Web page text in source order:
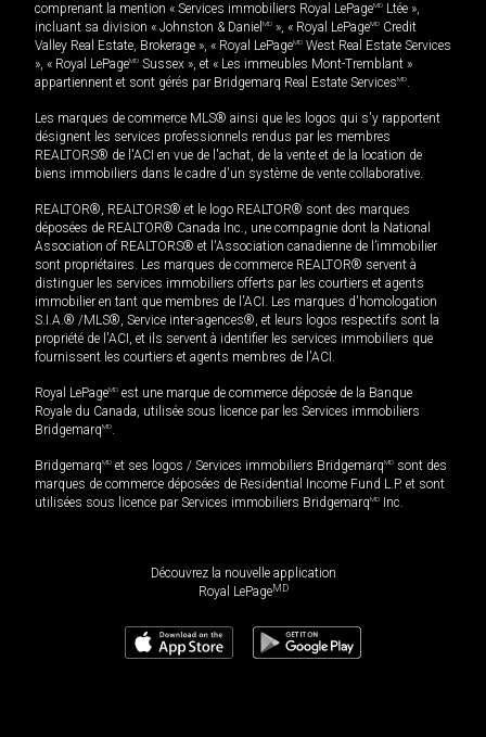
comprenant la mention « Services immobiliers Royal LePageMD Ltée »,
incluant sa division « Johnston & Daniel MD », « Royal LePageMD Credit
Valley Real Estate, Brokerage », « Royal LePageMD West Real Estate Services
», « Royal LePageMD Sussex », et « Les immeubles Mont-Tremblant »
appartiennent et sont gérés par Bridgemarq Real Estate ServicesMD.
Les marques de commerce MLS® ainsi que les logos qui s'y rapportent
désignent les services professionnels rendus par les membres
REALTORS® de l'ACI en vue de l'achat, de la vente et de la location de
biens immobiliers dans le cadre d'un système de vente collaborative.
REALTOR®, REALTORS® et le logo REALTOR® sont des marques
déposées de REALTOR® Canada Inc., une compagnie dont la National
Association of REALTORS® et l'Association canadienne de l’immobilier
sont propriétaires. Les marques de commerce REALTOR® servent à
distinguer les services immobiliers offerts par les courtiers et agents
immobilier en tant que membres de l'ACI. Les marques d'homologation
S.I.A.® /MLS®, Service inter-agences®, et leurs logos respectifs sont la
propriété de l'ACI, et ils servent à identifier les services immobiliers que
fournissent les courtiers et agents membres de l'ACI.
Royal LePageMD est une marque de commerce déposée de la Banque
Royale du Canada, utilisée sous licence par les Services immobiliers
BridgemarqMD.
BridgemarqMD et ses logos / Services immobiliers BridgemarqMD sont des
marques de commerce déposées de Residential Income Fund L.P. et sont
utilisées sous licence par Services immobiliers BridgemarqMD Inc.
Découvrez la nouvelle application
Royal LePageMD